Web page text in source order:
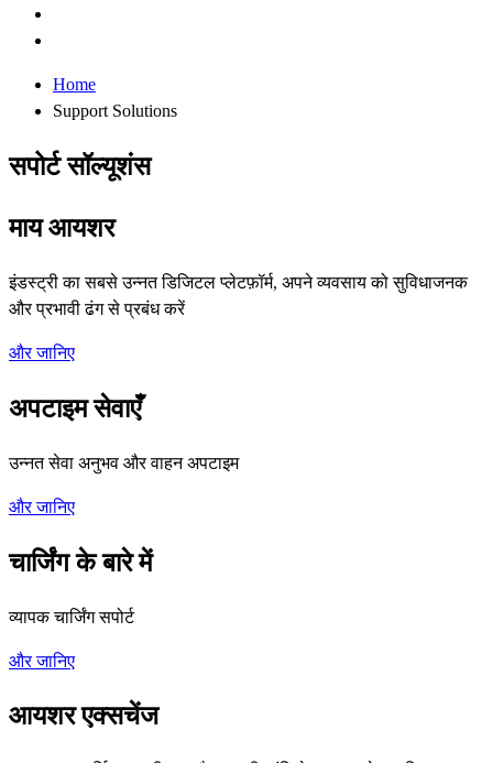
Home
Support Solutions
सपोर्ट सॉल्यूशंस
माय आयशर
इंडस्ट्री का सबसे उन्नत डिजिटल प्लेटफ़ॉर्म, अपने व्यवसाय को सुविधाजनक
और प्रभावी ढंग से प्रबंध करें
और जानिए
अपटाइम सेवाएँ
उन्नत सेवा अनुभव और वाहन अपटाइम
और जानिए
चार्जिंग के बारे में
व्यापक चार्जिंग सपोर्ट
और जानिए
आयशर एक्सचेंज